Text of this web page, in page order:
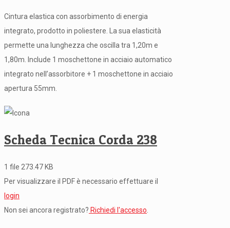
Cintura elastica con assorbimento di energia
integrato, prodotto in poliestere. La sua elasticità
permette una lunghezza che oscilla tra 1,20m e
1,80m. Include 1 moschettone in acciaio automatico
integrato nell’assorbitore + 1 moschettone in acciaio
apertura 55mm.
Scheda Tecnica Corda 238
1 file 273.47 KB
Per visualizzare il PDF è necessario effettuare il
login
Non sei ancora registrato? Richiedi l'accesso